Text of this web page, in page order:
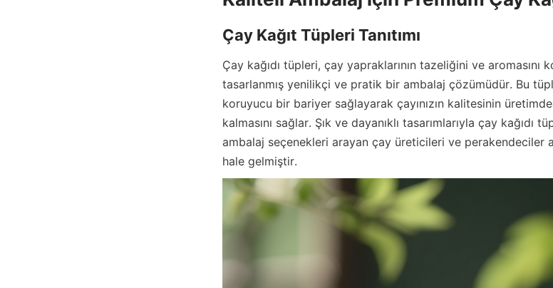
Çay Kağıt Tüpleri Tanıtımı
Çay kağıdı tüpleri, çay yapraklarının tazeliğini ve
tasarlanmış yenilikçi ve pratik bir ambalaj çözümüdür. Bu
koruyucu bir bariyer sağlayarak çayınızın kalitesinin
kalmasını sağlar. Şık ve dayanıklı tasarımlarıyla çay kağıdı
ambalaj seçenekleri arayan çay üreticileri ve perakendeciler
hale gelmiştir.